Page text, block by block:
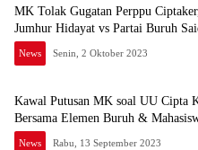
MK Tolak Gugatan Perppu
Jumhur Hidayat vs Partai Buruh
News Senin, 2 Oktober 2023
Kawal Putusan MK soal UU Cipta
Bersama Elemen Buruh &
News Rabu, 13 September 2023